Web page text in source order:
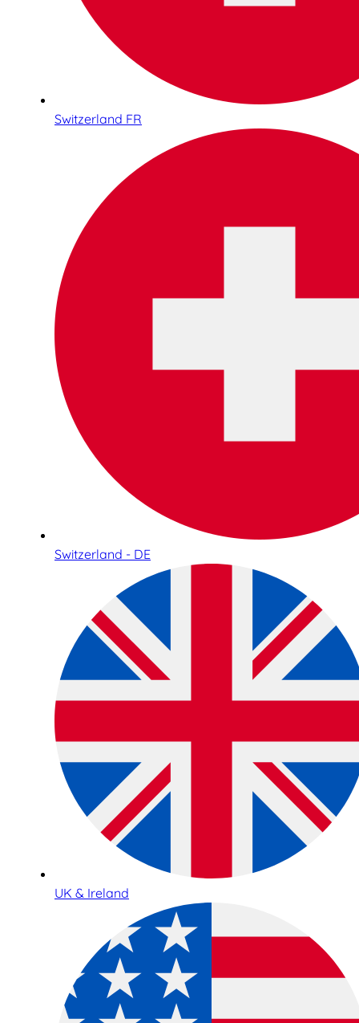
Switzerland FR
Switzerland - DE
UK & Ireland